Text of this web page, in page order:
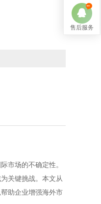
市场的不确定性。
关键挑战。本文从
助企业增强海外市
售后服务